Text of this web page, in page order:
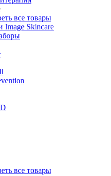
все товары
Image Skincare
все товары